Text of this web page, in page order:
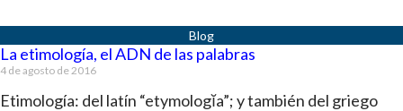
La etimología, el ADN de las palabras
4 de agosto de 2016
Etimología: del latín “etymologĭa”; y también del griego